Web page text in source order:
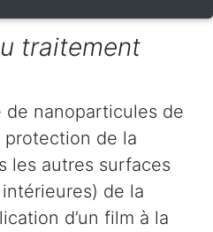
traitement
de nanoparticules de
de la
les autres surfaces
de la
d’un film à la